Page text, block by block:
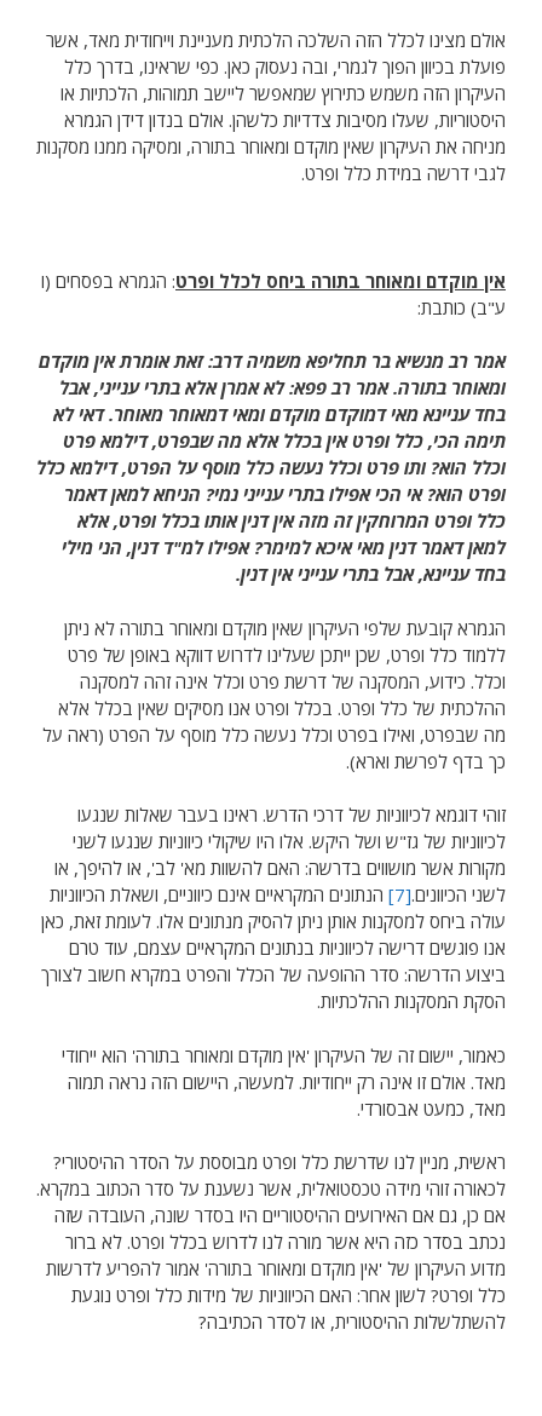
אולם מצינו לכלל הזה השלכה הלכתית מעניינת וייחודית מאד, אשר
פועלת בכיוון הפוך לגמרי, ובה נעסוק כאן. כפי שראינו, בדרך כלל
העיקרון הזה משמש כתירוץ שמאפשר ליישב תמוהות, הלכתיות או
היסטוריות, שעלו מסיבות צדדיות כלשהן. אולם בנדון דידן הגמרא
מניחה את העיקרון שאין מוקדם ומאוחר בתורה, ומסיקה ממנו מסקנות
לגבי דרשה במידת כלל ופרט.
אין מוקדם ומאוחר בתורה ביחס לכלל ופרט: הגמרא בפסחים (ו
ע"ב) כותבת:
אמר רב מנשיא בר תחליפא משמיה דרב: זאת אומרת אין מוקדם
ומאוחר בתורה. אמר רב פפא: לא אמרן אלא בתרי ענייני, אבל
בחד עניינא מאי דמוקדם מוקדם ומאי דמאוחר מאוחר. דאי לא
תימה הכי, כלל ופרט אין בכלל אלא מה שבפרט, דילמא פרט
וכלל הוא? ותו פרט וכלל נעשה כלל מוסף על הפרט, דילמא כלל
ופרט הוא? אי הכי אפילו בתרי ענייני נמי? הניחא למאן דאמר
כלל ופרט המרוחקין זה מזה אין דנין אותו בכלל ופרט, אלא
למאן דאמר דנין מאי איכא למימר? אפילו למ"ד דנין, הני מילי
בחד עניינא, אבל בתרי ענייני אין דנין.
הגמרא קובעת שלפי העיקרון שאין מוקדם ומאוחר בתורה לא ניתן
ללמוד כלל ופרט, שכן ייתכן שעלינו לדרוש דווקא באופן של פרט
וכלל. כידוע, המסקנה של דרשת פרט וכלל אינה זהה למסקנה
ההלכתית של כלל ופרט. בכלל ופרט אנו מסיקים שאין בכלל אלא
מה שבפרט, ואילו בפרט וכלל נעשה כלל מוסף על הפרט (ראה על
כך בדף לפרשת וארא).
זוהי דוגמא לכיווניות של דרכי הדרש. ראינו בעבר שאלות שנגעו
לכיווניות של גז"ש ושל היקש. אלו היו שיקולי כיווניות שנגעו לשני
מקורות אשר מושווים בדרשה: האם להשוות מא' לב', או להיפך, או
לשני הכיוונים.[7]
הנתונים המקראיים אינם כיווניים, ושאלת הכיווניות
עולה ביחס למסקנות אותן ניתן להסיק מנתונים אלו. לעומת זאת, כאן
אנו פוגשים דרישה לכיווניות בנתונים המקראיים עצמם, עוד טרם
ביצוע הדרשה: סדר ההופעה של הכלל והפרט במקרא חשוב לצורך
הסקת המסקנות ההלכתיות.
כאמור, יישום זה של העיקרון 'אין מוקדם ומאוחר בתורה' הוא ייחודי
מאד. אולם זו אינה רק ייחודיות. למעשה, היישום הזה נראה תמוה
מאד, כמעט אבסורדי.
ראשית, מניין לנו שדרשת כלל ופרט מבוססת על הסדר ההיסטורי?
לכאורה זוהי מידה טכסטואלית, אשר נשענת על סדר הכתוב במקרא.
אם כן, גם אם האירועים ההיסטוריים היו בסדר שונה, העובדה שזה
נכתב בסדר כזה היא אשר מורה לנו לדרוש בכלל ופרט. לא ברור
מדוע העיקרון של 'אין מוקדם ומאוחר בתורה' אמור להפריע לדרשות
כלל ופרט? לשון אחר: האם הכיווניות של מידות כלל ופרט נוגעת
להשתלשלות ההיסטורית, או לסדר הכתיבה?